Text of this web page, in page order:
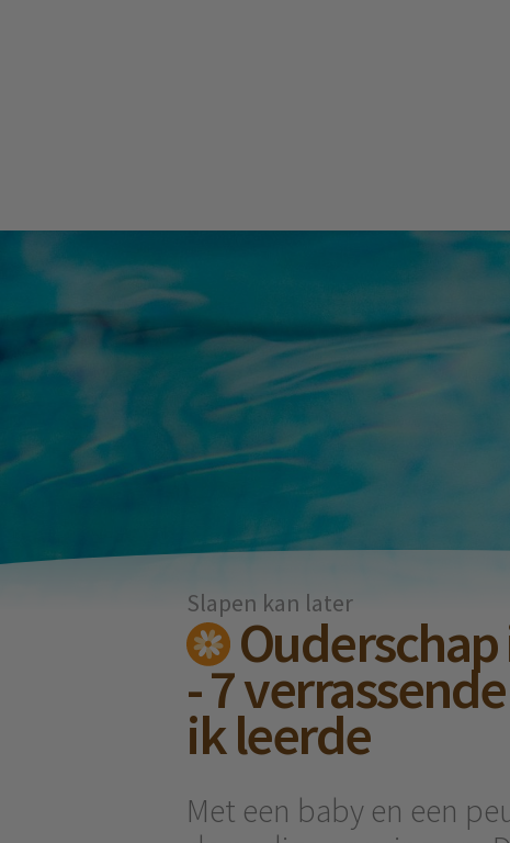
Slapen kan later
- 7
ik leerde
Met een baby en een